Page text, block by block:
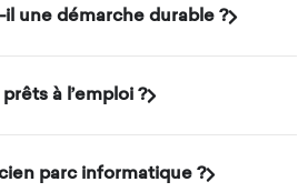
une démarche durable ?
à l’emploi ?
parc informatique ?